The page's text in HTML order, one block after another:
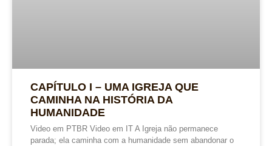
CAPÍTULO I – UMA IGREJA QUE
CAMINHA NA HISTÓRIA DA
HUMANIDADE
Video em PTBR Video em IT A Igreja não permanece
parada; ela caminha com a humanidade sem abandonar o